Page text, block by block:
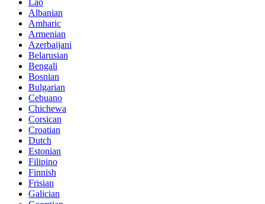
Lao
Albanian
Amharic
Armenian
Azerbaijani
Belarusian
Bengali
Bosnian
Bulgarian
Cebuano
Chichewa
Corsican
Croatian
Dutch
Estonian
Filipino
Finnish
Frisian
Galician